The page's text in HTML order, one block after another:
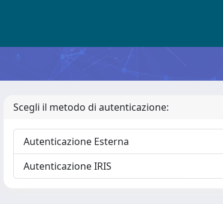
Scegli il metodo di autenticazione:
Autenticazione Esterna
Autenticazione IRIS